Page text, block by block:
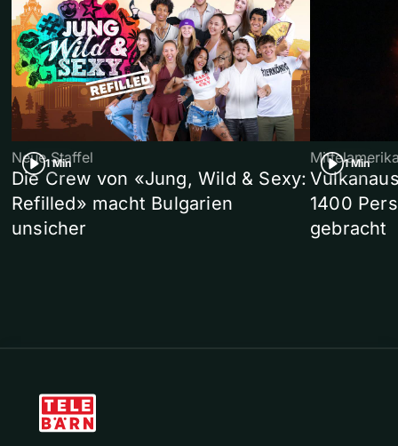
1 Min
Neue Staffel
Die Crew von «Jung, Wild & Sexy:
Refilled» macht Bulgarien
unsicher
1 Min
1400
gebracht